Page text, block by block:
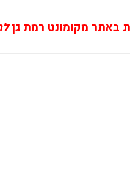
באתר מקומונט רמת גן